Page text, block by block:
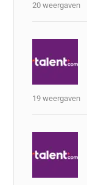
20 weergaven
19 weergaven